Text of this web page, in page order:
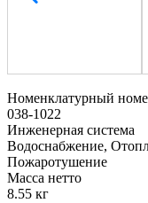
Номенклатурный
038-1022
Инженерная система
Водоснабжение,
Пожаротушение
Масса нетто
8.55 кг